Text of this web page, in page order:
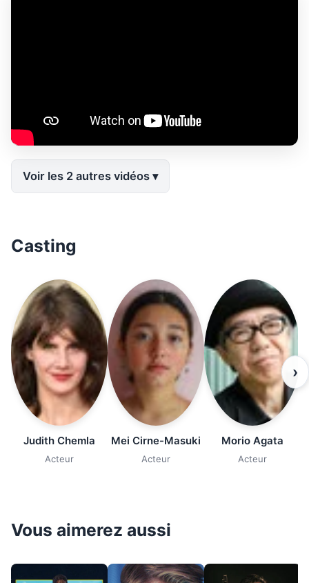
Voir les 2 autres vidéos
Casting
Judith Chemla
Acteur
Mei Cirne-Masuki
Acteur
Morio Agata
Acteur
›
Vous aimerez aussi